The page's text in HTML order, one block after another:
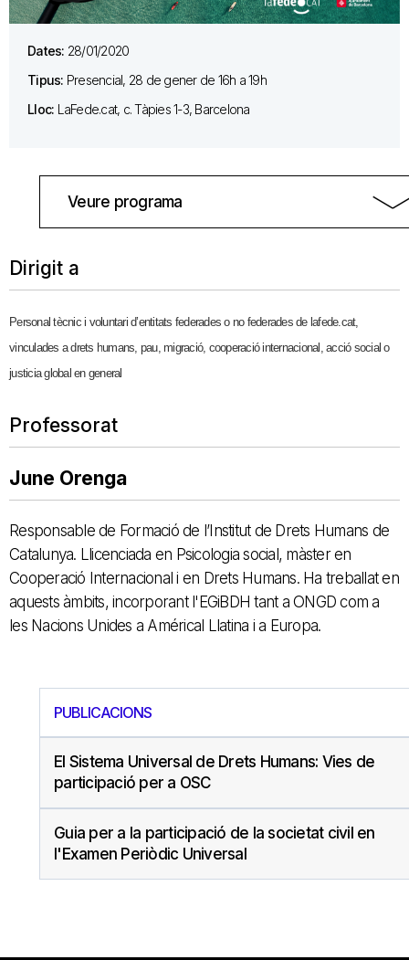
Dates: 28/01/2020
Tipus: Presencial, 28 de gener de 16h a 19h
Lloc: LaFede.cat, c. Tàpies 1-3, Barcelona
Veure programa
Dirigit a
Personal tècnic i voluntari d’entitats federades o no federades de lafede.cat,
vinculades a drets humans, pau, migració, cooperació internacional, acció social o
justicia global en general
Professorat
June Orenga
Responsable de Formació de l’Institut de Drets Humans de
Catalunya. Llicenciada en Psicologia social, màster en
Cooperació Internacional i en Drets Humans. Ha treballat en
aquests àmbits, incorporant l'EGiBDH tant a ONGD com a
les Nacions Unides a Américal Llatina i a Europa.
PUBLICACIONS
El Sistema Universal de Drets Humans: Vies de
participació per a OSC
Guia per a la participació de la societat civil en
l'Examen Periòdic Universal